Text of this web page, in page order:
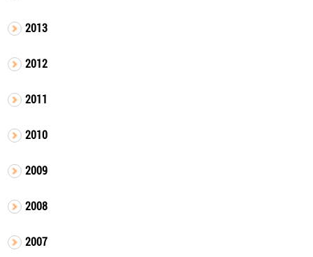
2013
2012
2011
2010
2009
2008
2007